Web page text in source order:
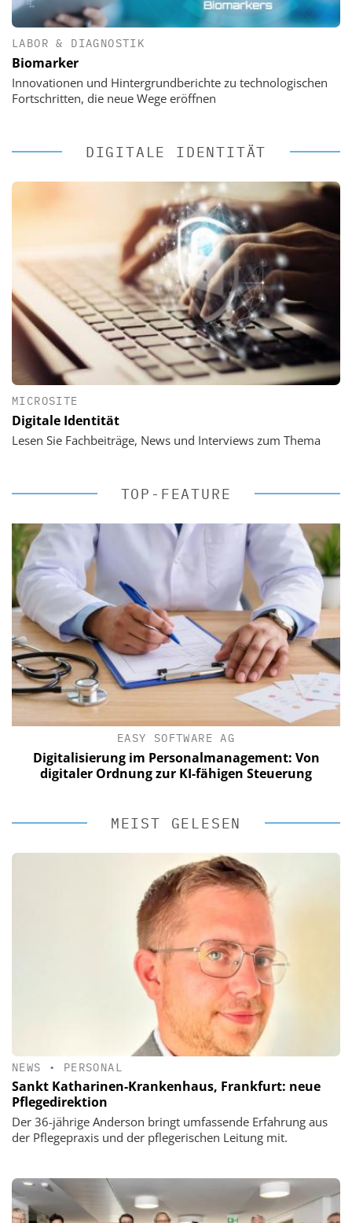
LABOR & DIAGNOSTIK
Biomarker
Innovationen und Hintergrundberichte zu technologischen
Fortschritten, die neue Wege eröffnen
DIGITALE IDENTITÄT
MICROSITE
Digitale Identität
Lesen Sie Fachbeiträge, News und Interviews zum Thema
TOP-FEATURE
EASY SOFTWARE AG
Digitalisierung im Personalmanagement: Von
digitaler Ordnung zur KI-fähigen Steuerung
MEIST GELESEN
NEWS • PERSONAL
Sankt Katharinen-Krankenhaus, Frankfurt: neue
Pflegedirektion
Der 36-jährige Anderson bringt umfassende Erfahrung aus
der Pflegepraxis und der pflegerischen Leitung mit.